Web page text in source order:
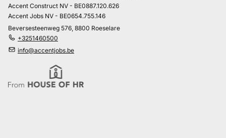
Accent Construct NV - BE0887.120.626
Accent Jobs NV - BE0654.755.146
Beversesteenweg 576, 8800 Roeselare
+3251460500
info@accentjobs.be